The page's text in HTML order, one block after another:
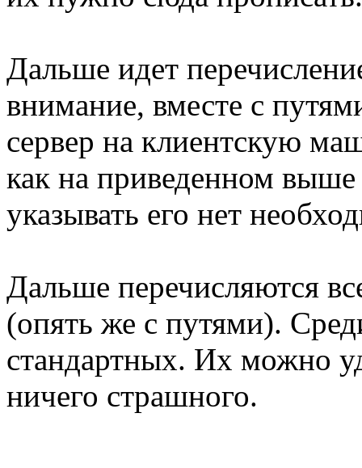
Дальше идет
внимание, вместе с
сервер на клиентскую
как на приведенном
указывать его нет
Дальше перечисляются
(опять же с путями).
стандартных. Их можно
ничего страшного.